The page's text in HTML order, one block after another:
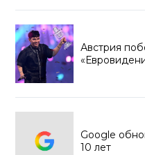
Австрия
Google
10 лет